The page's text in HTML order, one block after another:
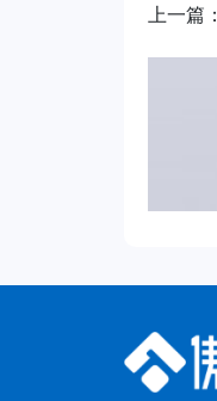
上一篇：